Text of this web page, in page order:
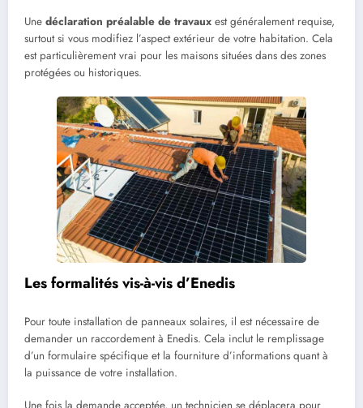
Une déclaration préalable de travaux est généralement requise,
surtout si vous modifiez l’aspect extérieur de votre habitation. Cela
est particulièrement vrai pour les maisons situées dans des zones
protégées ou historiques.
Les formalités vis-à-vis d’Enedis
Pour toute installation de panneaux solaires, il est nécessaire de
demander un raccordement à Enedis. Cela inclut le remplissage
d’un formulaire spécifique et la fourniture d’informations quant à
la puissance de votre installation.